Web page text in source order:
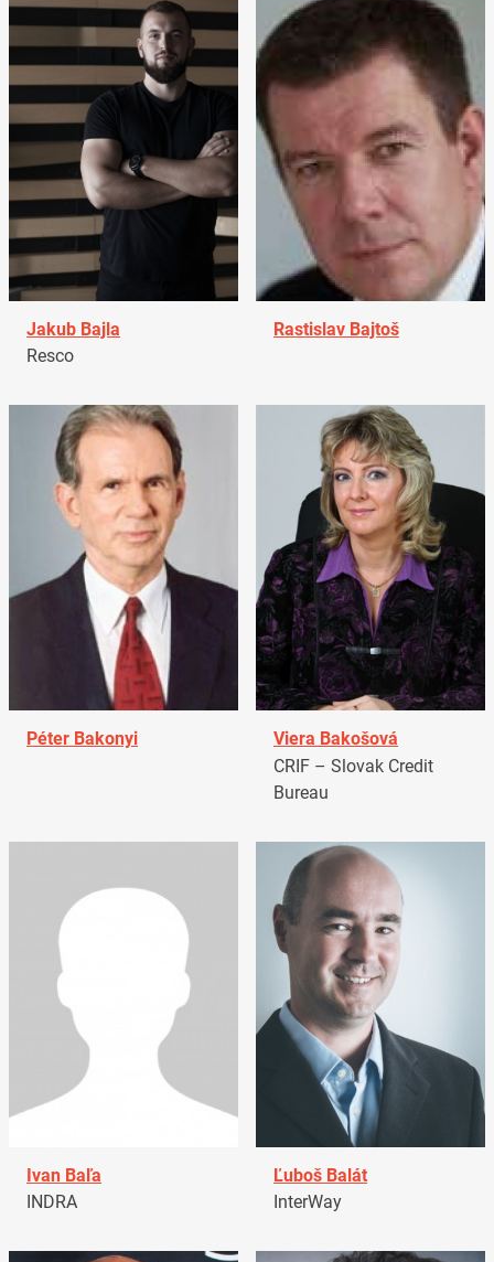
Jakub Bajla
Resco
Rastislav Bajtoš
Péter Bakonyi
Viera Bakošová
CRIF – Slovak Credit
Bureau
Ivan Baľa
INDRA
Ľuboš Balát
InterWay